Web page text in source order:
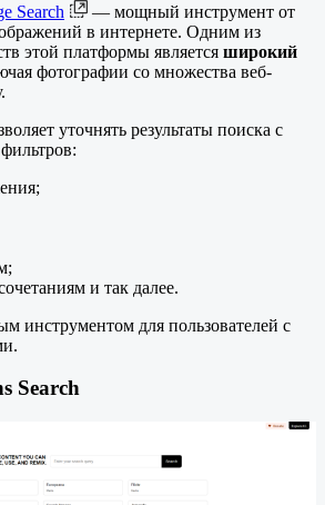
Search
— мощный инструмент от
в интернете. Одним из
этой платформы является широкий
фотографии со множества веб-
уточнять результаты поиска с
и так далее.
инструментом для пользователей с
Search